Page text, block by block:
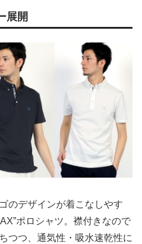
展開
のデザインが着こなしやす
ポロシャツ。襟付きなので
つつ、通気性・吸水速乾性に